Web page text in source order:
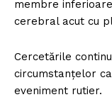
membre
cerebral acut cu
Cercetările
circumstanţelor
eveniment rutier.